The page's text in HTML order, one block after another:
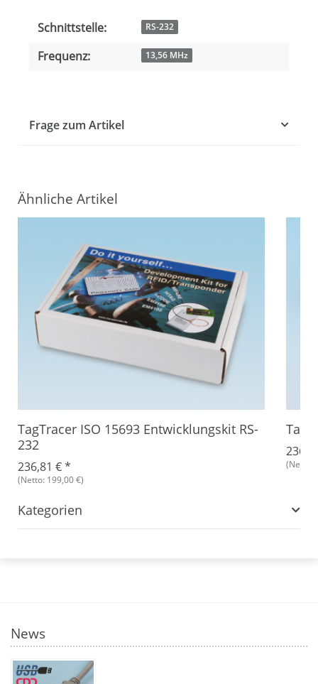
Produkteigenschaft
Wert
Schnittstelle: RS-232
Frequenz: 13,56 MHz
Frage zum Artikel
Ähnliche Artikel
TagTracer ISO 15693 Entwicklungskit RS-
232
236,81 €*
(Netto: 199,00 €)
(Netto:
Kategorien
News